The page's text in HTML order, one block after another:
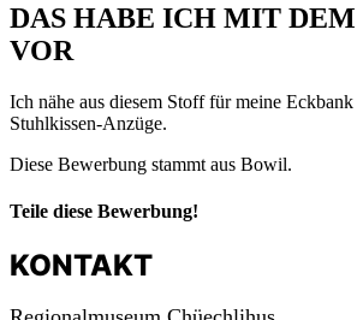
DAS HABE ICH MIT
VOR
Ich nähe aus diesem Stoff für meine
Stuhlkissen-Anzüge.
Diese Bewerbung stammt aus Bowil.
Teile diese Bewerbung!
KONTAKT